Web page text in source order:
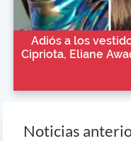
Adiós a los
Cipriota, Eliane
Noticias